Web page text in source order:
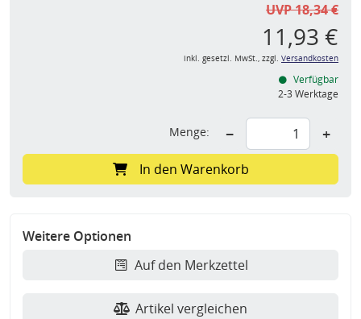
UVP 18,34 €
11,93 €
inkl. gesetzl. MwSt., zzgl. Versandkosten
Verfügbar
2-3 Werktage
Menge: − +
In den Warenkorb
Weitere Optionen
Auf den Merkzettel
Artikel vergleichen